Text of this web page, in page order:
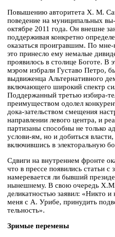
Повышению авторитета Х. М.
поведение на муниципальных
октябре 2011 года. Он внешне
поддерживая конкретно
оказаться проигравшим. По
это принесло ему немалые
проявилось в столице Боготе. В
мэром избрали Густаво Петро,
выдвиженца Альтернативного
включающего широкий спектр
Поддержанный третью избира-
преимуществом одолел
дока-зательством смещения
направлении левого центра, и
партизаны способны не только
услови-ям, но и добиться
включившись в электоральную
Сдвиги на внутреннем фронте
что в прессе появились статьи с
намеревается ли бывший
нынешнему. В свою очередь
деликатностью заявил: «Никто
меня с А. Урибе, принудить
тельность».
Зримые перемены